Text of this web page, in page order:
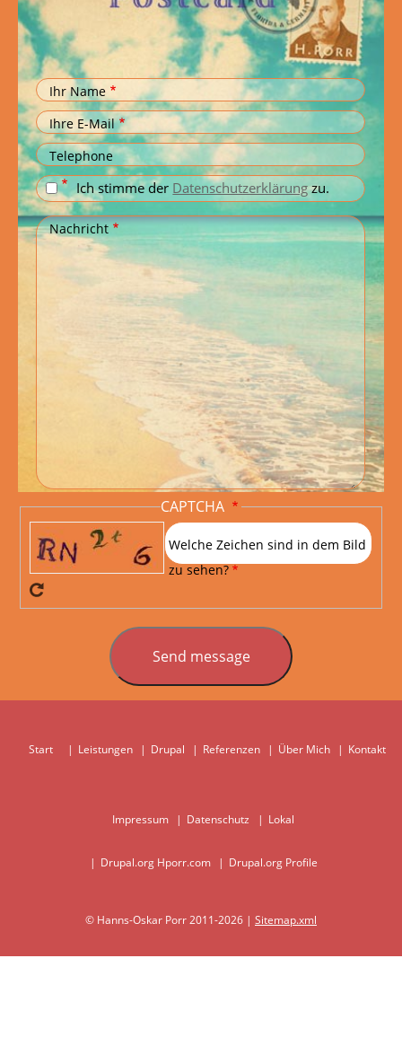
Ihr Name
Ihre E-Mail
Telephone
Ich stimme der Datenschutzerklärungzu.
Nachricht
CAPTCHA
Welche Zeichen sind in dem Bild
zu sehen?
Hauptnavigation
Start Leistungen Drupal Referenzen Über Mich Kontakt
Footer
Impressum Datenschutz Lokal
Drupal.org Hporr.com Drupal.org Profile
© Hanns-Oskar Porr 2011-2026 | Sitemap.xml